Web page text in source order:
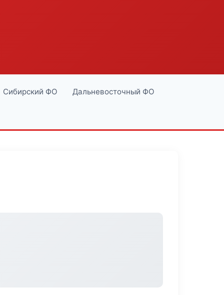
Сибирский ФО Дальневосточный ФО